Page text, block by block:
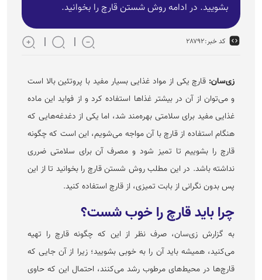
بشویید. در ادامه روش شستن قارچ را بخوانید.
کد خبر:۲۸۷۹۲
زی‌سان: قارچ یکی از مواد غذایی بسیار مفید با پروتئین بالا است
و می‌توان از آن در بیشتر غذا‌ها استفاده کرد و از فواید این ماده
غذایی مفید برای سلامتی بهره‌مند شد، اما یکی از دغدغه‌هایی که
هنگام استفاده از قارچ با آن مواجه می‌شویم، این است که چگونه
قارچ را بشوییم تا تمیز شود و مصرف آن برای سلامتی ضرری
نداشته باشد. در این مطلب روش شستن قارچ را بخوانید تا از این
پس بدون نگرانی از بابت تمیزی، از قارچ استفاده کنید.
چرا باید قارچ را خوب شست؟
به گزارش زی‌سان، صرف نظر از این که چگونه قارچ را تهیه
می‌کنید، همیشه باید آن را به خوبی بشویید؛ زیرا از آن جایی که
قارچ‌ها در محیط‌های مرطوب رشد می‌کنند، احتمال این که حاوی